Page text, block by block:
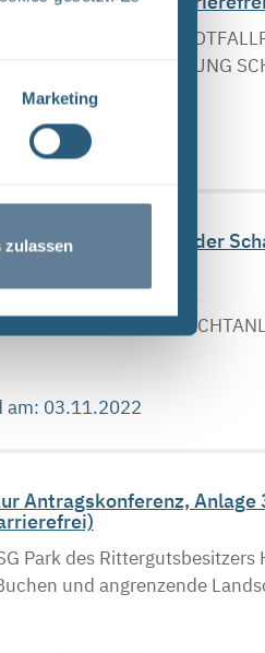
Marketing
zulassen
BETRIFFT ASSE
DER NOTFALLPLANUNG
28.10.2022
der
II – Einblicke in das
ZEITTAFEL
am: 03.11.2022
Antragskonferenz, Anlage
Park des Rittergutsbesitzers
und angrenzende